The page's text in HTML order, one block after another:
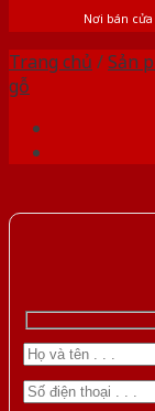
Nơi bán
Trang chủ /Sản
gỗ